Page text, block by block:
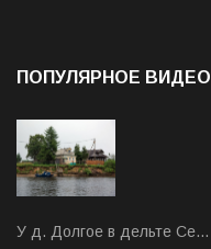
ПОПУЛЯРНОЕ ВИДЕО
У д. Долгое в дельте Се…